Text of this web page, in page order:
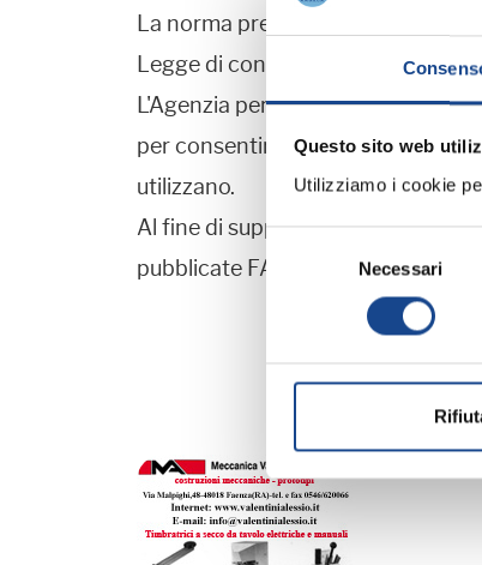
Questo sito web
Utilizziamo i cookie
Selezione
del
Necessari
La norma prevede che tale
Legge di conversione).
L'Agenzia per l'Italia Digitale
per consentire a tutti i soggetti
utilizzano.
Al fine di supportare le
pubblicate FAQ contenenti